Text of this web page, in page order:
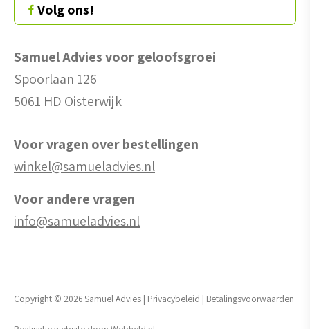
Volg ons!
Samuel Advies voor geloofsgroei
Spoorlaan 126
5061 HD Oisterwijk
Voor vragen over bestellingen
winkel@samueladvies.nl
Voor andere vragen
info@samueladvies.nl
Copyright © 2026 Samuel Advies | Privacybeleid | Betalingsvoorwaarden